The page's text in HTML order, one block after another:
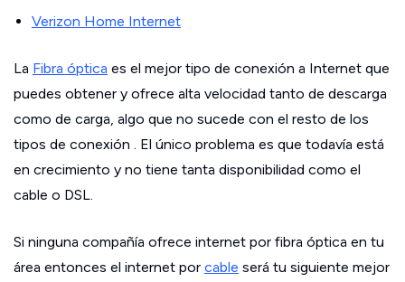
Verizon Home Internet
La Fibra óptica es el mejor tipo de conexión a Internet que
puedes obtener y ofrece alta velocidad tanto de descarga
como de carga, algo que no sucede con el resto de los
tipos de conexión . El único problema es que todavía está
en crecimiento y no tiene tanta disponibilidad como el
cable o DSL.
Si ninguna compañía ofrece internet por fibra óptica en tu
área entonces el internet por cable será tu siguiente mejor